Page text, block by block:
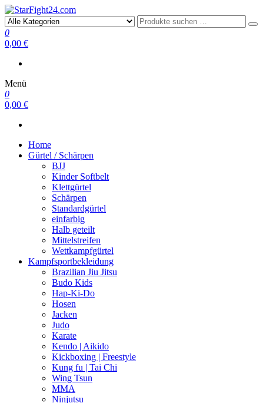
StarFight24.com
Kampfsportartikel
0
0,00 €
Menü
0
0,00 €
Home
Gürtel / Schärpen
BJJ
Kinder Softbelt
Klettgürtel
Schärpen
Standardgürtel
einfarbig
Halb geteilt
Mittelstreifen
Wettkampfgürtel
Kampfsportbekleidung
Brazilian Jiu Jitsu
Budo Kids
Hap-Ki-Do
Hosen
Jacken
Judo
Karate
Kendo | Aikido
Kickboxing | Freestyle
Kung fu | Tai Chi
Wing Tsun
MMA
Ninjutsu